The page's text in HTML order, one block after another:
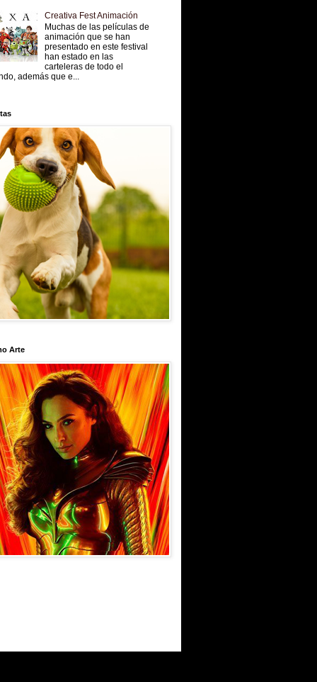
Creativa Fest Animación
Muchas de las películas de
animación que se han
presentado en este festival
han estado en las
carteleras de todo el
además que e...
Arte